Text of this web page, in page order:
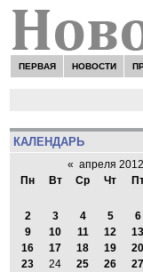
ПЕРВАЯ НОВОСТИ
КАЛЕНДАРЬ
« апреля 2012
Пн
Вт Ср Чт
2
3 4 5 6
9
10 11 12 13
16
17 18 19 20
23
24 25 26 27